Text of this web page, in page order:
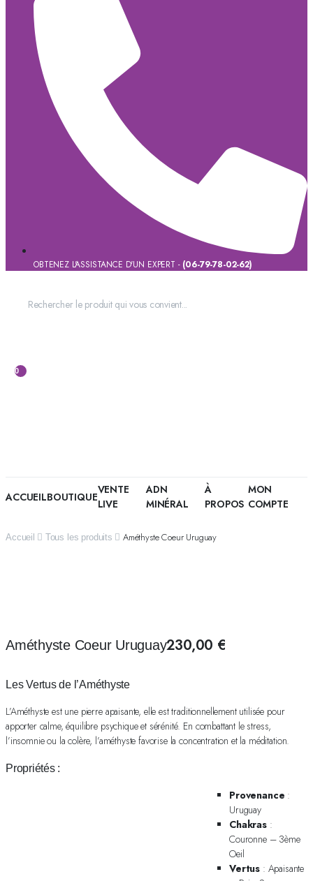
OBTENEZ L'ASSISTANCE D'UN EXPERT - (06-79-78-02-62)
0
ACCUEILBOUTIQUE
VENTE
LIVE
ADN
MINÉRAL
À
PROPOS
MON
COMPTE
Accueil Tous les produits Améthyste Coeur Uruguay
Améthyste Coeur Uruguay230,00 €
Les Vertus de l’Améthyste
L’Améthyste est une pierre apaisante, elle est traditionnellement utilisée pour
apporter calme, équilibre psychique et sérénité. En combattant le stress,
l’insomnie ou la colère, l’améthyste favorise la concentration et la méditation.
Propriétés :
Provenance :
Uruguay
Chakras:
Couronne – 3ème
Oeil
Vertus : Apaisante